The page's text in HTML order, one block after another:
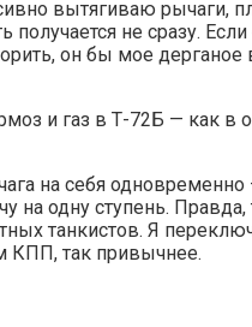
вытягиваю рычаги,
получается не сразу.
он бы мое
и газ в Т-72Б — как в
на себя одновременно
на одну ступень. Правда,
танкистов. Я
КПП, так привычнее.